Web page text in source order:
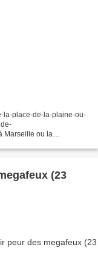
la-place-de-la-plaine-ou-
Marseille ou la
democra......
(23